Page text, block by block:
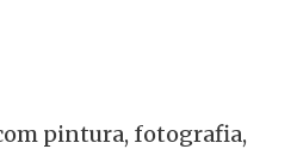
pintura, fotografia,